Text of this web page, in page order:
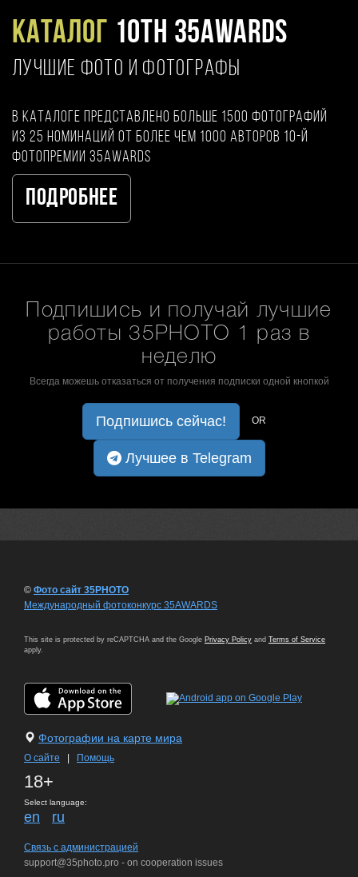
Каталог 10TH 35AWARDS
ЛУЧШИЕ ФОТО И ФОТОГРАФЫ
В каталоге представлено больше 1500 фотографий
из 25 номинаций от более чем 1000 авторов 10-й
фотопремии 35AWARDS
Подробнее
Подпишись и получай лучшие
работы 35PHOTO 1 раз в
неделю
Всегда можешь отказаться от получения подписки одной кнопкой
Подпишись сейчас! OR
Лучшее в Telegram
© Фото сайт 35PHOTO
Международный фотоконкурс 35AWARDS
This site is protected by reCAPTCHA and the Google Privacy Policy and Terms of Service
apply.
Фотографии на карте мира
О сайте Помощь
18+
Select language:
en ru
Связь с администрацией
support@35photo.pro - on cooperation issues